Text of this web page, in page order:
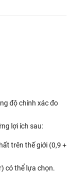
độ chính xác đo
lợi ích sau:
trên thế giới (0,9 +
có thể lựa chọn.